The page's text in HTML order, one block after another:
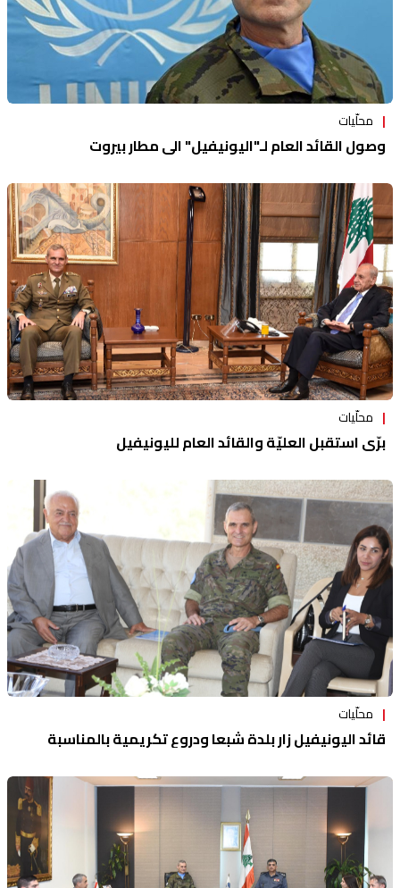
محلّيات
وصول القائد العام لـ"اليونيفيل" الى مطار بيروت
محلّيات
برّي استقبل العليّة والقائد العام لليونيفيل
محلّيات
قائد اليونيفيل زار بلدة شبعا ودروع تكريمية بالمناسبة